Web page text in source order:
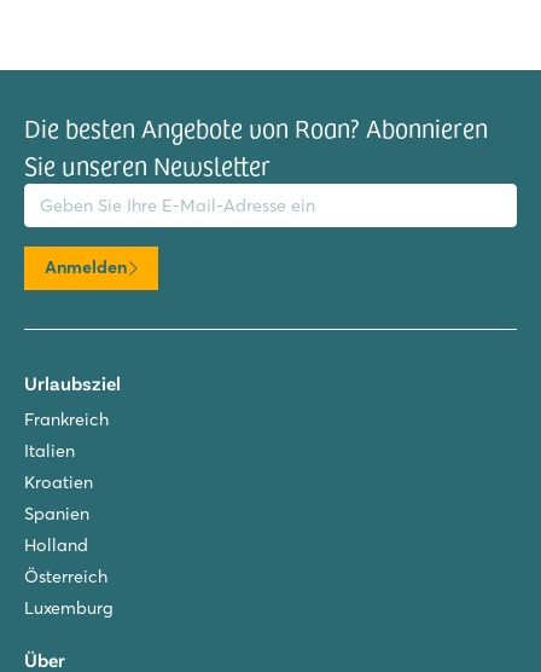
Die besten Angebote von Roan? Abonnieren
Sie unseren Newsletter
Adresse
Anmelden
Urlaubsziel
Frankreich
Italien
Kroatien
Spanien
Holland
Österreich
Luxemburg
Über